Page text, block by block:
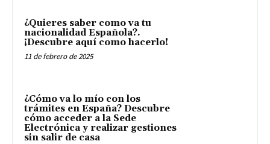
¿Quieres saber como va tu
nacionalidad Española?.
¡Descubre aquí como hacerlo!
11 de febrero de 2025
¿Cómo va lo mío con los
trámites en España? Descubre
cómo acceder a la Sede
Electrónica y realizar gestiones
sin salir de casa